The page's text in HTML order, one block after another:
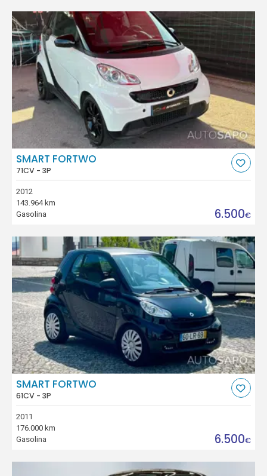
SMART FORTWO
71CV - 3P
2012
143.964 km
Gasolina
6.500€
SMART FORTWO
61CV - 3P
2011
176.000 km
Gasolina
6.500€